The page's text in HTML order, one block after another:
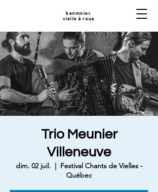
benmnier.
vielle à roue
Trio Meunier
Villeneuve
dim. 02 juil.
  |
Festival Chants de Vielles -
Québec